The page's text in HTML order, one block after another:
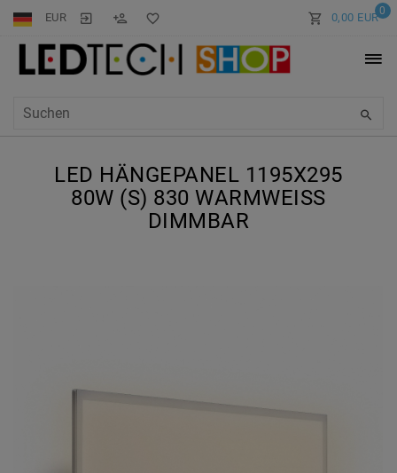
EUR 0
0,00 EUR
LED HÄNGEPANEL 1195X295
80W (S) 830 WARMWEISS D
IMMBAR